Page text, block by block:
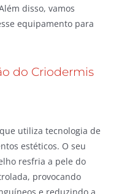
disso, vamos
equipamento para
do Criodermis
utiliza tecnologia de
estéticos. O seu
resfria a pele do
provocando